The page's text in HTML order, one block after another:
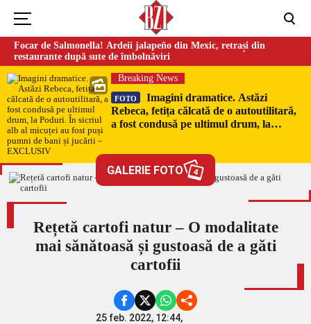
Focar de Salmonella! Ardeii jalapeño din Mexic, retrași din
restaurante după sute de îmbolnăviri
Breaking News
FOTO
Imagini dramatice. Astăzi
Rebeca, fetița călcată de o autoutilitară,
a fost condusă pe ultimul drum, la
EXCLUSIV
GALERIE FOTO 4
Rețetă cartofi natur – O modalitate
mai sănătoasă și gustoasă de a găti
cartofii
25 feb. 2022, 12:44,